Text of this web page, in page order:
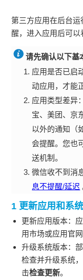
第三方应用在后台
醒，进入应用后可以
请先确认以下基
应用是否已启
动应用，才能
应用类型差异
宝、美团、京
以外的通知（
会提醒。您也
送机制。
微信收不到消
息不提醒/延迟
1 更新应用和系
更新应用版本：
用市场或应用官
升级系统版本：
检查并升级系统
击检查更新。